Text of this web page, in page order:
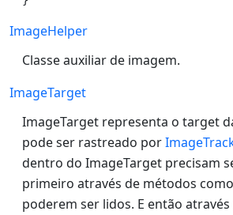
ImageHelper
Classe auxiliar de imagem.
ImageTarget
ImageTarget representa o target
pode ser rastreado por
dentro do ImageTarget precisam
primeiro através de métodos
poderem ser lidos. E então através